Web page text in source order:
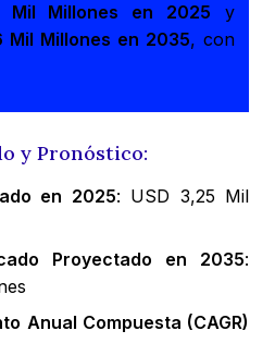
Mil Millones en 2025 y
Mil Millones en 2035, con
y Pronóstico:
en 2025: USD 3,25 Mil
Proyectado en 2035:
Anual Compuesta (CAGR)